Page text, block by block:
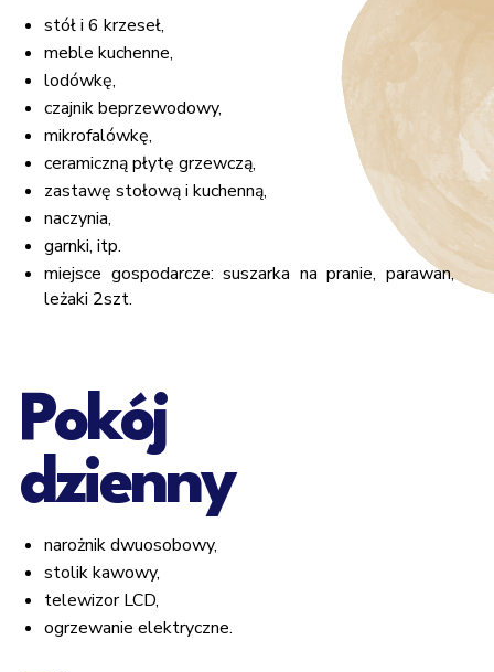
stół i 6 krzeseł,
meble kuchenne,
lodówkę,
czajnik beprzewodowy,
mikrofalówkę,
ceramiczną płytę grzewczą,
zastawę stołową i kuchenną,
naczynia,
garnki, itp.
miejsce gospodarcze: suszarka na pranie, parawan,
leżaki 2szt.
Pokój
dzienny
narożnik dwuosobowy,
stolik kawowy,
telewizor LCD,
ogrzewanie elektryczne.